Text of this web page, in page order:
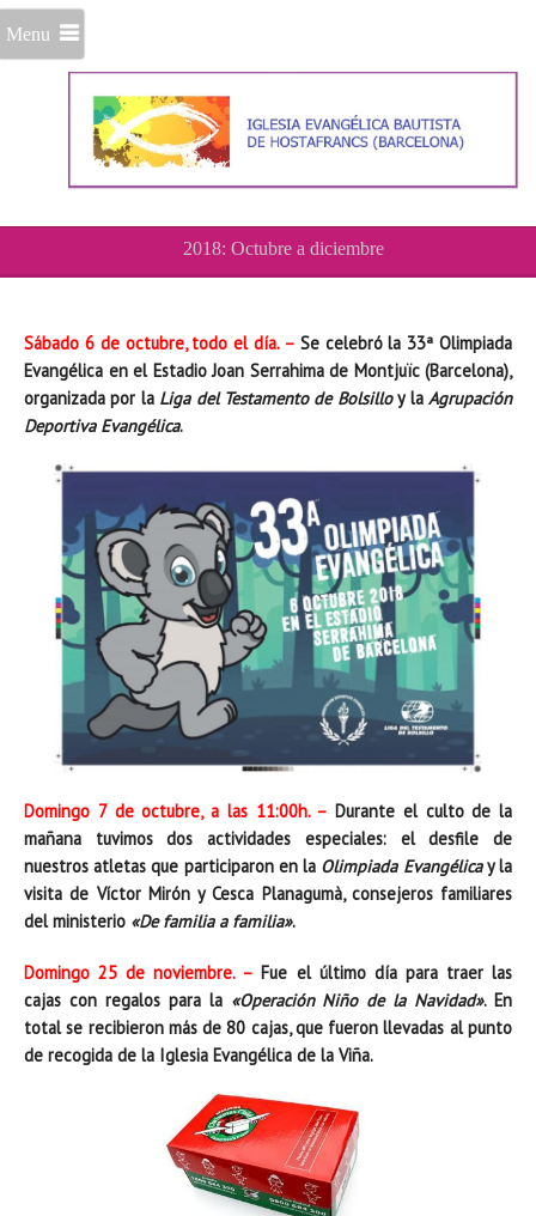
Menu
2018: Octubre a diciembre
Sábado 6 de octubre, todo el día. –Se celebró la 33ª Olimpiada
Evangélica en el Estadio Joan Serrahima de Montjuïc (Barcelona),
organizada por la Liga del Testamento de Bolsilloy laAgrupación
Deportiva Evangélica.
Domingo 7 de octubre, a las 11:00h. – Durante el culto de la
mañana tuvimos dos actividades especiales: el desfile de
nuestros atletas que participaron en la Olimpiada Evangélicay la
visita de Víctor Mirón y Cesca Planagumà, consejeros familiares
del ministerio «De familia a familia».
Domingo 25 de noviembre. – Fue el último día para traer las
cajas con regalos para la «Operación Niño de la Navidad». En
total se recibieron más de 80 cajas, que fueron llevadas al punto
de recogida de la Iglesia Evangélica de la Viña.